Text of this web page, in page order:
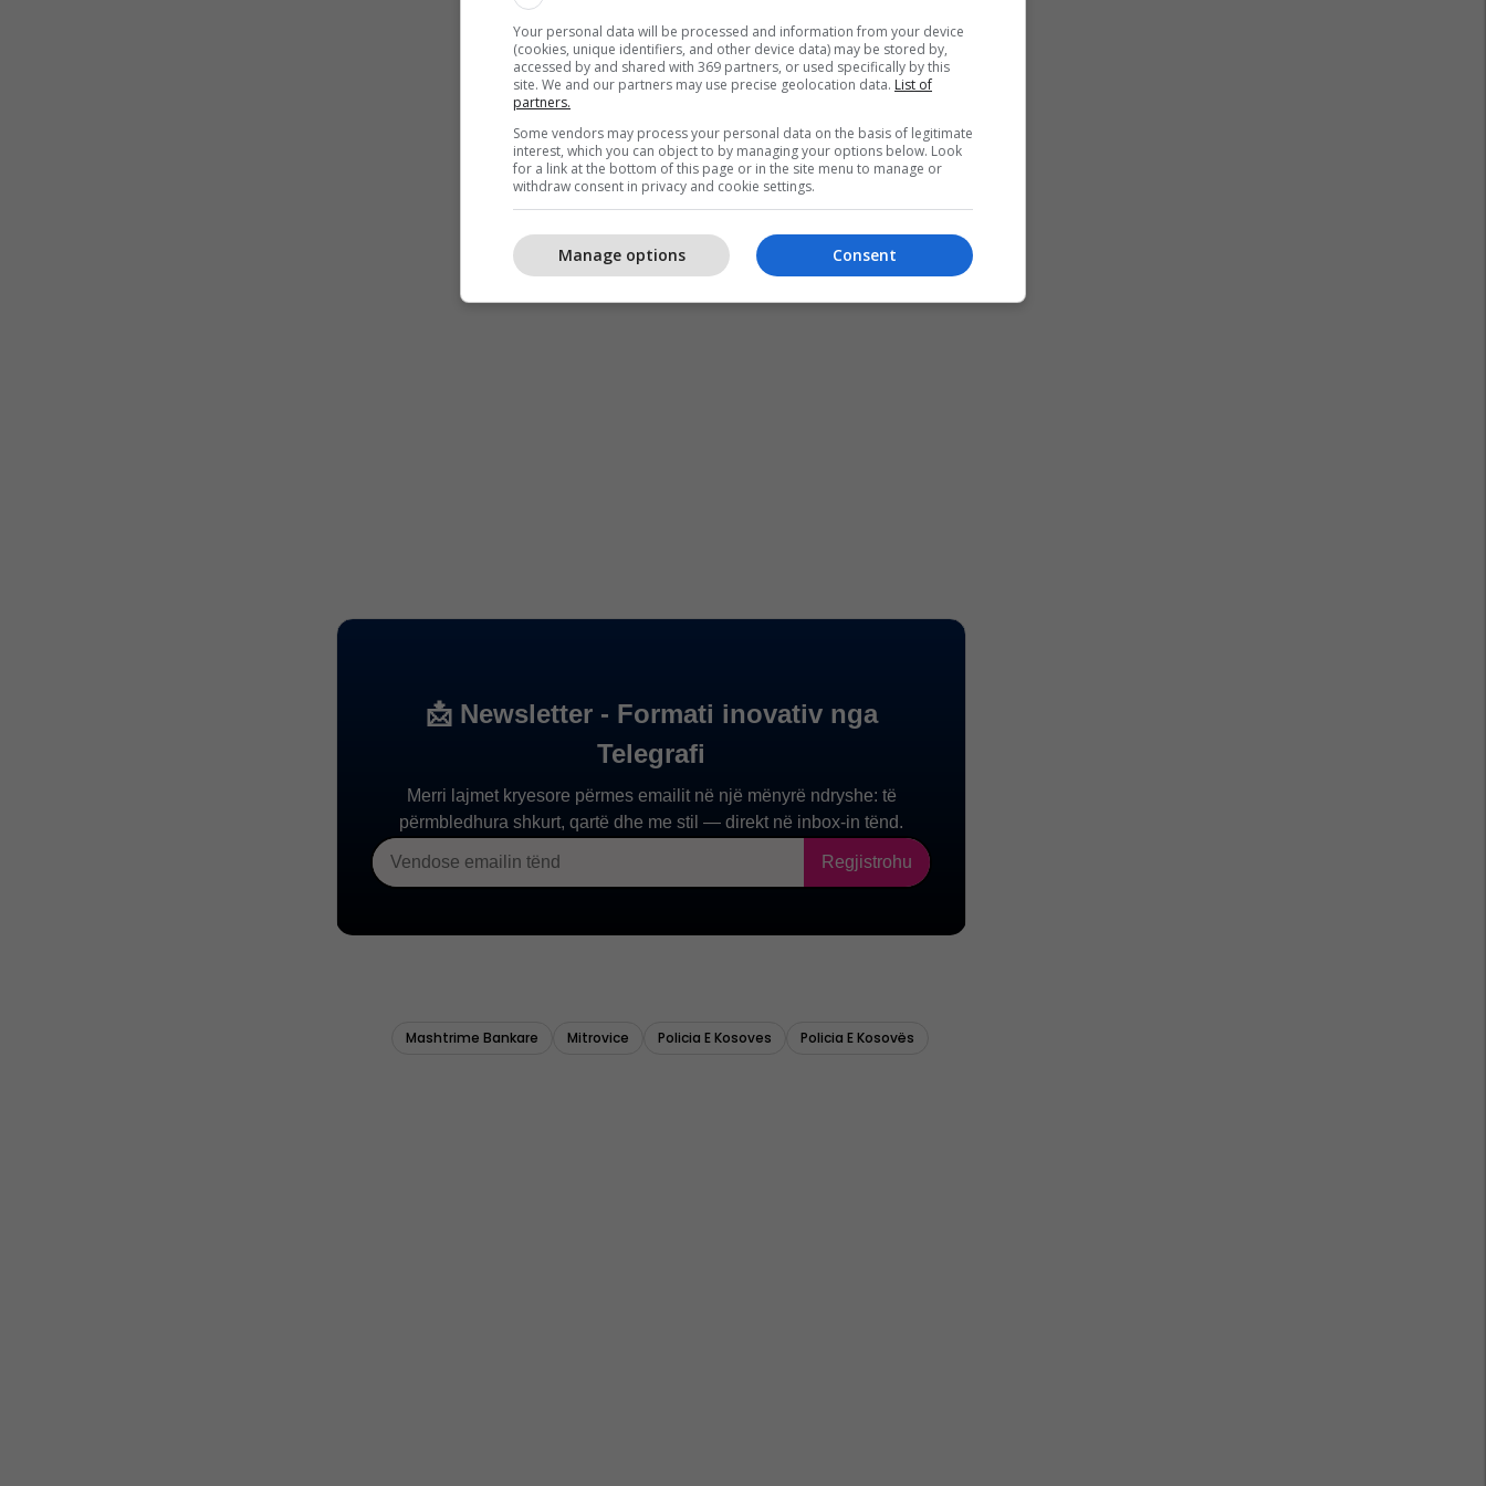
Your personal data will be processed and information from your device
(cookies, unique identifiers, and other device data) may be stored by,
accessed by and shared with 369 partners, or used specifically by this
site. We and our partners may use precise geolocation data. List of
partners.
Some vendors may process your personal data on the basis of legitimate
interest, which you can object to by managing your options below. Look
for a link at the bottom of this page or in the site menu to manage or
withdraw consent in privacy and cookie settings.
Consent
Manage options